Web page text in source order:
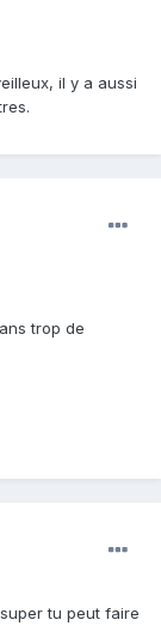
il y a aussi
trop de
tu peut faire